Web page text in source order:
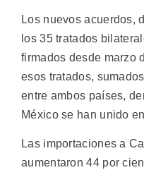
Los nuevos acuerdos,
los 35 tratados
firmados desde marzo
esos tratados,
entre ambos países,
México se han unido
Las importaciones a
aumentaron 44 por